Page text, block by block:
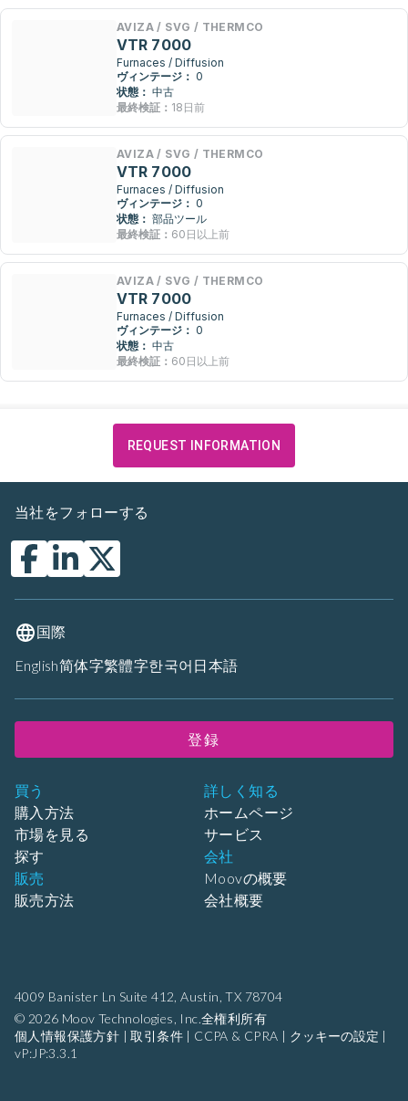
AVIZA / SVG / THERMCO
VTR 7000
Furnaces / Diffusion
ヴィンテージ： 0
状態： 中古
最終検証： 18日前
AVIZA / SVG / THERMCO
VTR 7000
Furnaces / Diffusion
ヴィンテージ： 0
状態： 部品ツール
最終検証： 60日以上前
AVIZA / SVG / THERMCO
VTR 7000
Furnaces / Diffusion
ヴィンテージ： 0
状態： 中古
最終検証： 60日以上前
REQUEST INFORMATION
4009 Banister Ln Suite 412, Austin, TX 78704
© 2026 Moov Technologies, Inc.全権利所有
個人情報保護方針 |取引条件 | CCPA & CPRA | クッキーの設定 |
vP:JP:3.3.1
買う
購入方法
市場を見る
探す
販売
販売方法
詳しく知る
ホームページ
サービス
会社
Moovの概要
会社概要
当社をフォローする
国際
English简体字繁體字한국어 日本語
登録